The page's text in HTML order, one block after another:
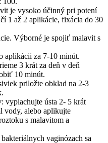
je vysoko účinný pri potení
1 až 2 aplikácie, fixácia do 30
Výborné je spojiť malavit s
aplikácii za 7-10 minút.
3 krát za deň v deň
10 minút.
priložte obklad na 2-3
vyplachujte ústa 2- 5 krát
vody, alebo aplikujte
s malavitom a
vaginózach sa